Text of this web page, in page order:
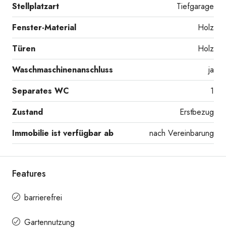
Stellplatzart
Tiefgarage
Fenster-Material
Holz
Türen
Holz
Waschmaschinenanschluss
ja
Separates WC
1
Zustand
Erstbezug
Immobilie ist verfügbar ab
nach Vereinbarung
Features
barrierefrei
Gartennutzung